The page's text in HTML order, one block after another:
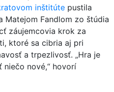
inštitúte pustila
Matejom Fandlom zo štúdia
záujemcovia krok za
ktoré sa cibria aj pri
a trpezlivosť. „Hra je
niečo nové,“ hovorí